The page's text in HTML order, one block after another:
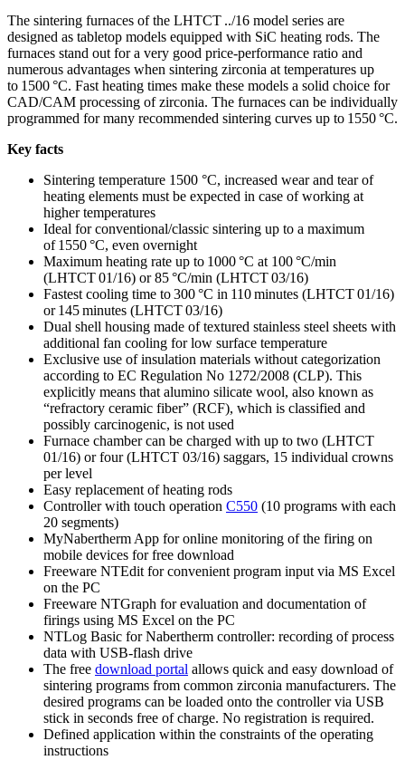
The sintering furnaces of the LHTCT ../16 model series are
designed as tabletop models equipped with SiC heating rods. The
furnaces stand out for a very good price-performance ratio and
numerous advantages when sintering zirconia at temperatures up
to 1500 °C. Fast heating times make these models a solid choice for
CAD/CAM processing of zirconia. The furnaces can be individually
programmed for many recommended sintering curves up to 1550 °C.
Key facts
Sintering temperature 1500 °C, increased wear and tear of
heating elements must be expected in case of working at
higher temperatures
Ideal for conventional/classic sintering up to a maximum
of 1550 °C, even overnight
Maximum heating rate up to 1000 °C at 100 °C/min
(LHTCT 01/16) or 85 °C/min (LHTCT 03/16)
Fastest cooling time to 300 °C in 110 minutes (LHTCT 01/16)
or 145 minutes (LHTCT 03/16)
Dual shell housing made of textured stainless steel sheets with
additional fan cooling for low surface temperature
Exclusive use of insulation materials without categorization
according to EC Regulation No 1272/2008 (CLP). This
explicitly means that alumino silicate wool, also known as
“refractory ceramic fiber” (RCF), which is classified and
possibly carcinogenic, is not used
Furnace chamber can be charged with up to two (LHTCT
01/16) or four (LHTCT 03/16) saggars, 15 individual crowns
per level
Easy replacement of heating rods
Controller with touch operation C550 (10 programs with each
20 segments)
MyNabertherm App for online monitoring of the firing on
mobile devices for free download
Freeware NTEdit for convenient program input via MS Excel
on the PC
Freeware NTGraph for evaluation and documentation of
firings using MS Excel on the PC
NTLog Basic for Nabertherm controller: recording of process
data with USB-flash drive
The free download portal allows quick and easy download of
sintering programs from common zirconia manufacturers. The
desired programs can be loaded onto the controller via USB
stick in seconds free of charge. No registration is required.
Defined application within the constraints of the operating
instructions